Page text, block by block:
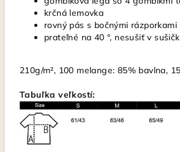
krčná lemovka
rovný pás s bočnými rázporkami
prateľné na 40 °, nesušiť v
210g/m², 100 melange: 85% bavlna,
Tabuľka veľkostí: